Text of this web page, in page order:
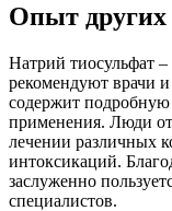
Опыт других
Натрий тиосульфат –
рекомендуют врачи
содержит
применения. Люди
лечении различных
интоксикаций.
заслуженно
специалистов.